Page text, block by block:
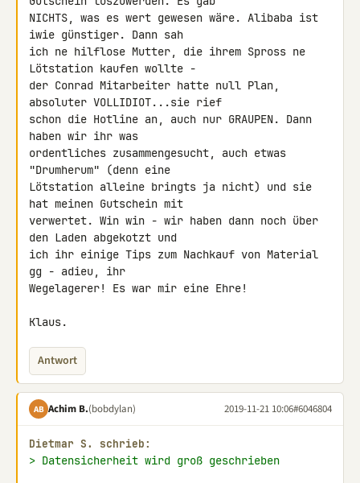
NICHTS, was es wert gewesen wäre. Alibaba ist
iwie günstiger. Dann sah
ich ne hilflose Mutter, die ihrem Spross ne
Lötstation kaufen wollte -
der Conrad Mitarbeiter hatte null Plan,
absoluter VOLLIDIOT...sie rief
schon die Hotline an, auch nur GRAUPEN. Dann
haben wir ihr was
ordentliches zusammengesucht, auch etwas
"Drumherum" (denn eine
Lötstation alleine bringts ja nicht) und sie
hat meinen Gutschein mit
verwertet. Win win - wir haben dann noch über
den Laden abgekotzt und
ich ihr einige Tips zum Nachkauf von Material
gg - adieu, ihr
Wegelagerer! Es war mir eine Ehre!
Klaus.
Antwort
AB Achim B.(bobdylan) 2019-11-21 10:06#6046804
Dietmar S. schrieb:
> Datensicherheit wird groß geschrieben